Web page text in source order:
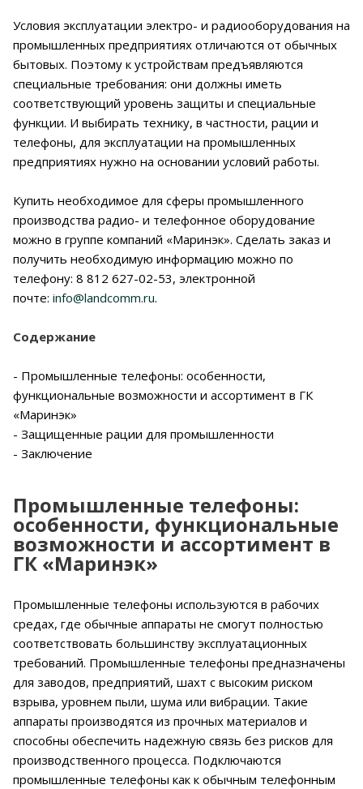
Условия эксплуатации электро- и радиооборудования на
промышленных предприятиях отличаются от обычных
бытовых. Поэтому к устройствам предъявляются
специальные требования: они должны иметь
соответствующий уровень защиты и специальные
функции. И выбирать технику, в частности, рации и
телефоны, для эксплуатации на промышленных
предприятиях нужно на основании условий работы.
Купить необходимое для сферы промышленного
производства радио- и телефонное оборудование
можно в группе компаний «Маринэк». Сделать заказ и
получить необходимую информацию можно по
телефону: 8 812 627-02-53, электронной
почте: info@landcomm.ru.
Содержание
- Промышленные телефоны: особенности,
функциональные возможности и ассортимент в ГК
«Маринэк»
- Защищенные рации для промышленности
- Заключение
Промышленные телефоны:
особенности, функциональные
возможности и ассортимент в
ГК «Маринэк»
Промышленные телефоны используются в рабочих
средах, где обычные аппараты не смогут полностью
соответствовать большинству эксплуатационных
требований. Промышленные телефоны предназначены
для заводов, предприятий, шахт с высоким риском
взрыва, уровнем пыли, шума или вибрации. Такие
аппараты производятся из прочных материалов и
способны обеспечить надежную связь без рисков для
производственного процесса. Подключаются
промышленные телефоны как к обычным телефонным